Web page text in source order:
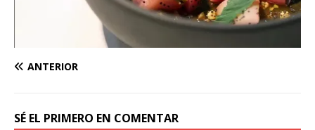
ANTERIOR
SÉ EL PRIMERO EN COMENTAR